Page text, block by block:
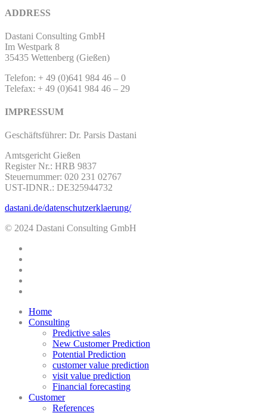
ADDRESS
Dastani Consulting GmbH
Im Westpark 8
35435 Wettenberg (Gießen)
Telefon: + 49 (0)641 984 46 – 0
Telefax: + 49 (0)641 984 46 – 29
IMPRESSUM
Geschäftsführer: Dr. Parsis Dastani
Amtsgericht Gießen
Register Nr.: HRB 9837
Steuernummer: 020 231 02767
UST-IDNR.: DE325944732
dastani.de/datenschutzerklaerung/
© 2024 Dastani Consulting GmbH
Close
Menu
Home
Consulting
Predictive sales
New Customer Prediction
Potential Prediction
customer value prediction
visit value prediction
Financial forecasting
Customer
References